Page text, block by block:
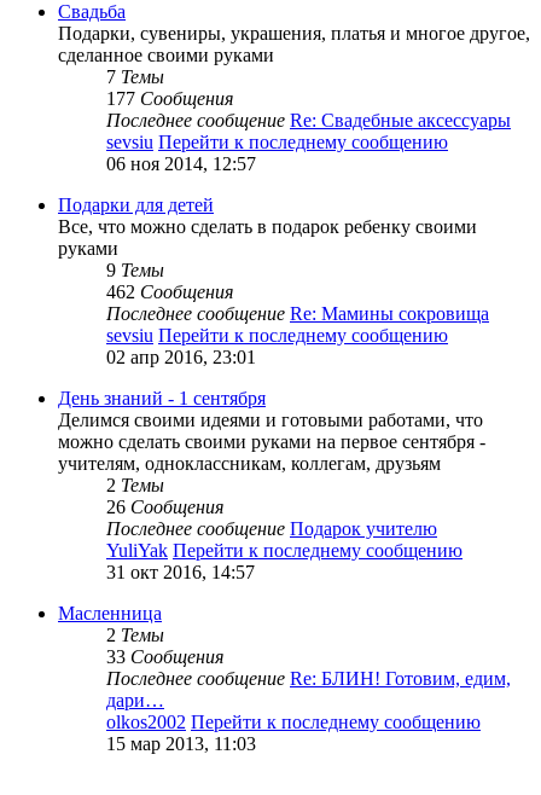
Свадьба
Подарки, сувениры, украшения, платья и многое другое,
сделанное своими руками
7 Темы
177 Сообщения
Последнее сообщение Re: Свадебные аксессуары
sevsiu Перейти к последнему сообщению
06 ноя 2014, 12:57
Подарки для детей
Все, что можно сделать в подарок ребенку своими
руками
9 Темы
462 Сообщения
Последнее сообщение Re: Мамины сокровища
sevsiu Перейти к последнему сообщению
02 апр 2016, 23:01
День знаний - 1 сентября
Делимся своими идеями и готовыми работами, что
можно сделать своими руками на первое сентября -
учителям, одноклассникам, коллегам, друзьям
2 Темы
26 Сообщения
Последнее сообщение Подарок учителю
YuliYak Перейти к последнему сообщению
31 окт 2016, 14:57
Масленница
2 Темы
33 Сообщения
Последнее сообщение Re: БЛИН! Готовим, едим,
дари…
olkos2002 Перейти к последнему сообщению
15 мар 2013, 11:03